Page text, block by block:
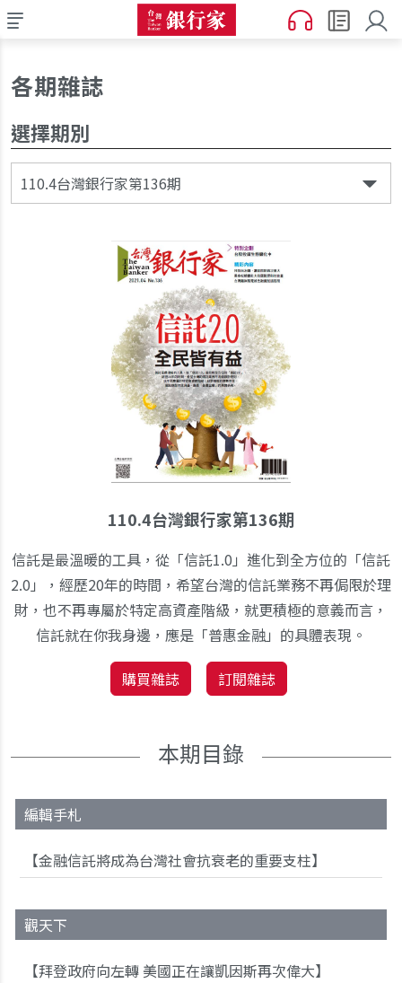
各期雜誌
110.4台灣銀行家第136期
信託是最溫暖的工具，從「信託1.0」進化到全方位的「信託
2.0」，經歷20年的時間，希望台灣的信託業務不再侷限於理
財，也不再專屬於特定高資產階級，就更積極的意義而言，
信託就在你我身邊，應是「普惠金融」的具體表現。
購買雜誌 訂閱雜誌
本期目錄
編輯手札
【金融信託將成為台灣社會抗衰老的重要支柱】
觀天下
【拜登政府向左轉 美國正在讓凱因斯再次偉大】
選擇期別
110.4台灣銀行家第136期